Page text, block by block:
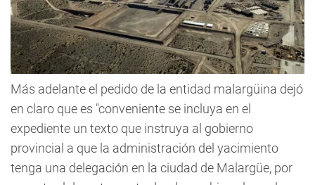
Más adelante el pedido de la entidad malargüina dejó
en claro que es "conveniente se incluya en el
expediente un texto que instruya al gobierno
provincial a que la administración del yacimiento
tenga una delegación en la ciudad de Malargüe, por